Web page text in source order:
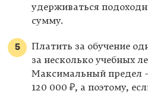
удерживаться
сумму.
Платить за обучение
за несколько учебных
Максимальный предел
120 000 ₽, а поэтому,